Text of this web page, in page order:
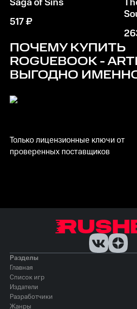
517₽
ПОЧЕМУ КУПИТЬ
ROGUEBOOK -
ВЫГОДНО
Только лицензионные ключи от
проверенных поставщиков
Разделы
Главная
Список игр
Издатели
Разработчики
Жанры